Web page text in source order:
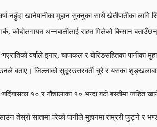
नहुँदा खानेपानीका मुहान सुक्नुका साथै खेतीपातीका
कोदोलगायत अन्नबालीलाई राहत मिलेको किसान
वर्षाले इनार, चापाकल र बोरिङसहितका
बताए। जिल्लाको सुदूरउत्तरवर्ती चुरे र यसका
१० र गौशालाका १० भन्दा बढी बस्तीमा जडित
तेस्रो सातामा परेको पानीले मुहानमा राम्ररी फुट्ने र